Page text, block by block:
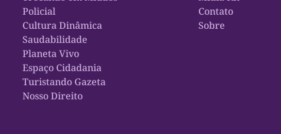
Policial
Cultura Dinâmica
Saudabilidade
Planeta Vivo
Espaço Cidadania
Turistando Gazeta
Nosso Direito
Contato
Sobre